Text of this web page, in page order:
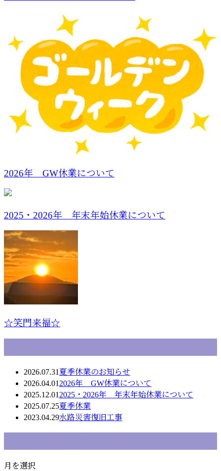
2026年 GW休業について
2025・2026年 年末年始休業について
☆笑門来福☆
2026.07.31 夏季休業のお知らせ
2026.04.01 2026年 GW休業について
2025.12.01 2025・2026年 年末年始休業について
2025.07.25夏季休業
2023.04.29水路災害復旧工事
月を選択